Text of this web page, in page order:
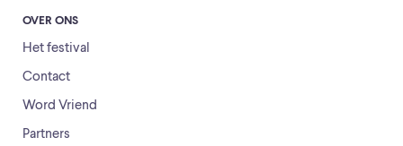
OVER ONS
Het festival
Contact
Word Vriend
Partners